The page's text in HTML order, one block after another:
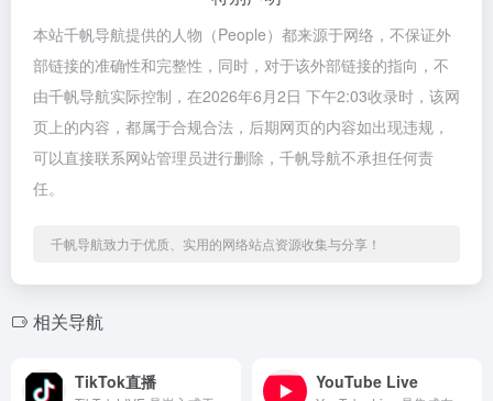
本站千帆导航提供的人物（People）都来源于网络，不保证外
部链接的准确性和完整性，同时，对于该外部链接的指向，不
由千帆导航实际控制，在2026年6月2日 下午2:03收录时，该网
页上的内容，都属于合规合法，后期网页的内容如出现违规，
可以直接联系网站管理员进行删除，千帆导航不承担任何责
任。
千帆导航致力于优质、实用的网络站点资源收集与分享！
相关导航
TikTok直播 YouTube Live